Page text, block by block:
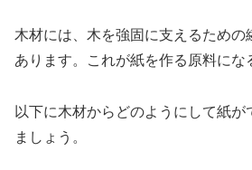
木材には、木を強固に支えるための
あります。これが紙を作る原料にな
以下に木材からどのようにして紙が
ましょう。